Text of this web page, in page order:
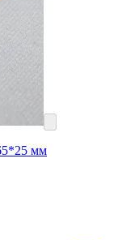
мм